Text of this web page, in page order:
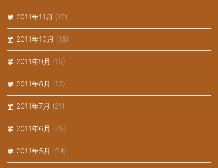
2011年11月 (12)
2011年10月 (15)
2011年9月 (15)
2011年8月 (13)
2011年7月 (21)
2011年6月 (25)
2011年5月 (24)